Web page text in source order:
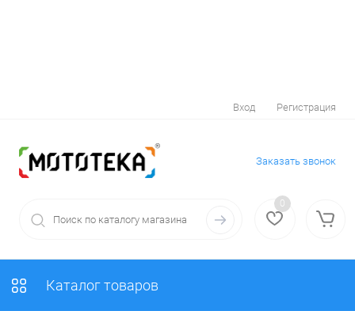
Вход Регистрация
Заказать звонок
0
Каталог товаров